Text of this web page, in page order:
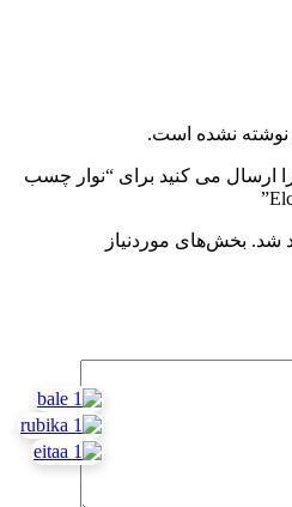
نوشته نشده است.
ارسال می کنید برای “نوار چسب
شد. بخش‌های موردنیاز